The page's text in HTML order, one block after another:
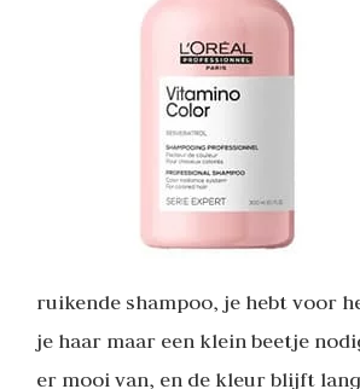
ruikende shampoo, je hebt voor
je haar maar een klein beetje
er mooi van, en de kleur blijft